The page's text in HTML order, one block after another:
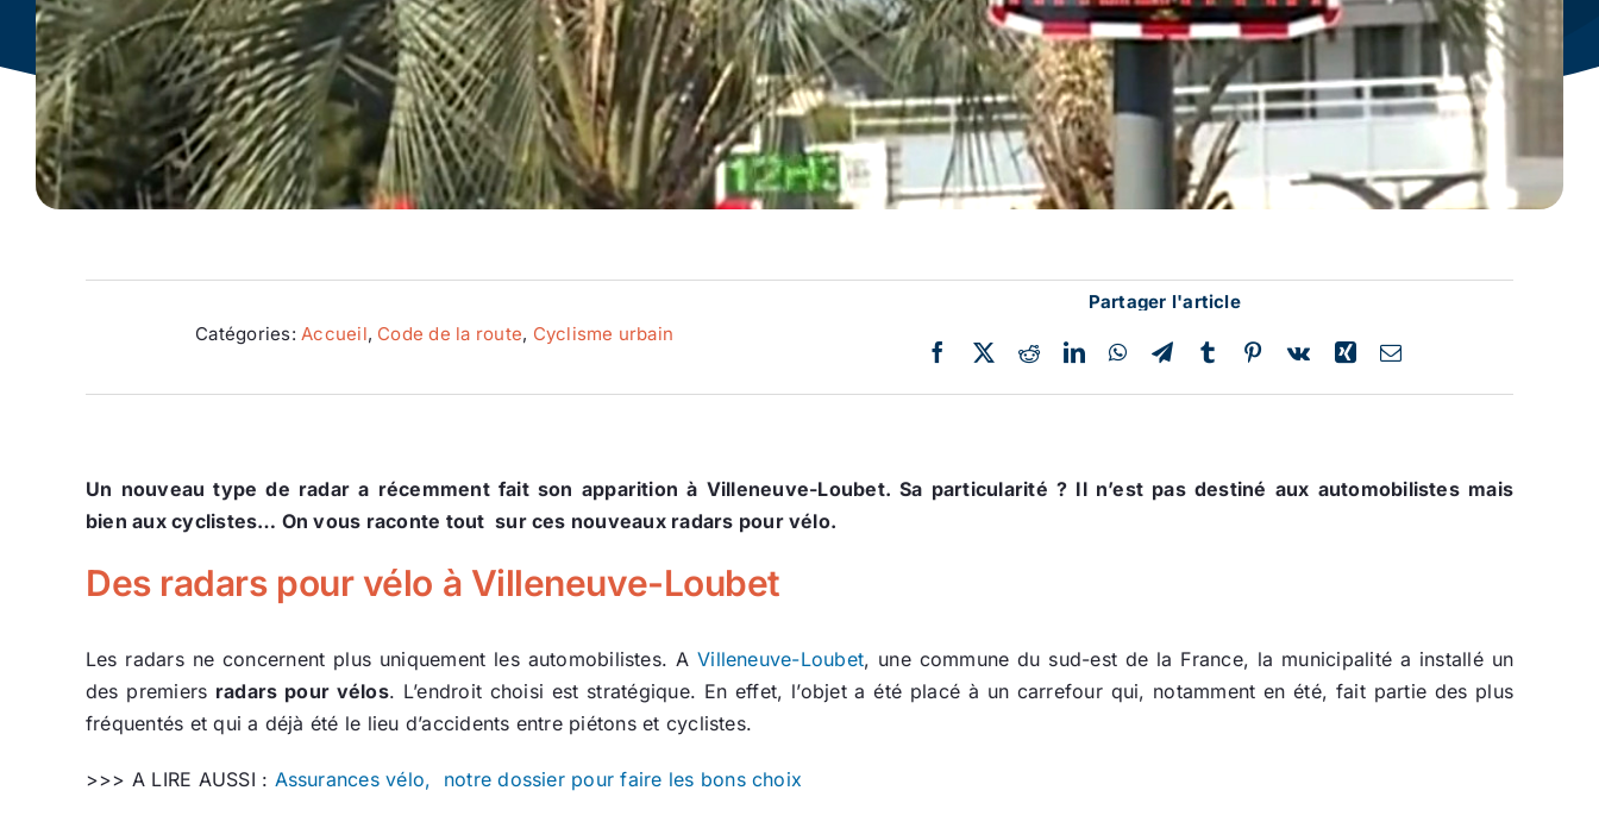
Catégories:Accueil, Code de la route, Cyclisme urbain
Partager l'article
Un nouveau type de radar a récemment fait son apparition à Villeneuve-Loubet. Sa particularité ? Il n’est pas destiné aux automobilistes mais
bien aux cyclistes… On vous raconte tout sur ces nouveaux radars pour vélo.
Des radars pour vélo à Villeneuve-Loubet
Les radars ne concernent plus uniquement les automobilistes. AVilleneuve-Loubet, une commune du sud-est de la France, la municipalité a installé un
des premiers radars pour vélos. L’endroit choisi est stratégique. En effet, l’objet a été placé à un carrefour qui, notamment en été, fait partie des plus
fréquentés et qui a déjà été le lieu d’accidents entre piétons et cyclistes.
>>> A LIRE AUSSI : Assurances vélo, notre dossier pour faire les bons choix